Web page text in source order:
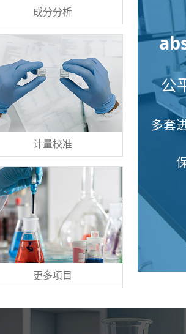
成分分析
计量校准
更多项目
公
多套